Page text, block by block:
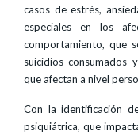
casos de estrés,
especiales en los
comportamiento, que
suicidios consumados
que afectan a nivel
Con la identificación
psiquiátrica, que